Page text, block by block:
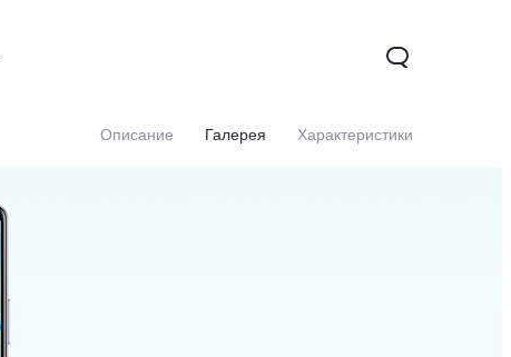
Описание Галерея Характеристики